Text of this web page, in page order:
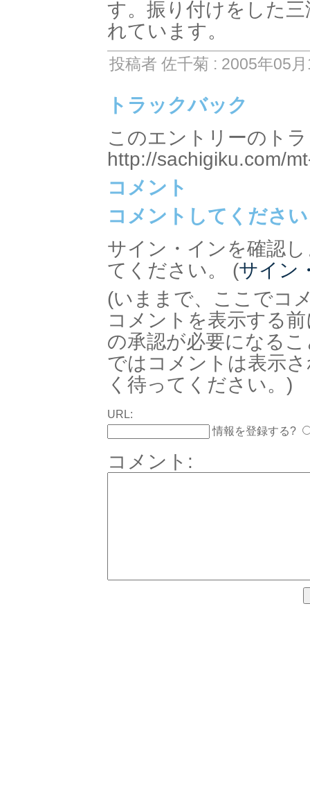
す。振り付けをした
れています。
投稿者 佐千菊 : 2005年05
トラックバック
このエントリーのト
http://sachigiku.com/
コメント
コメントしてください
サイン・インを確認
てください。 (サイン
(いままで、ここでコ
コメントを表示する
の承認が必要になる
ではコメントは表示
く待ってください。)
URL:
情報を登録する?
コメント: